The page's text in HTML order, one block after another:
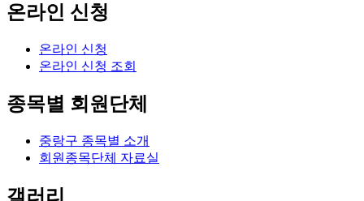
온라인 신청
온라인 신청
온라인 신청 조회
종목별 회원단체
중랑구 종목별 소개
회원종목단체 자료실
갤러리